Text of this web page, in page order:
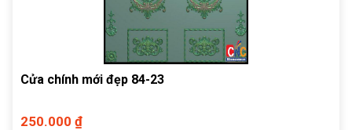
Cửa chính mới đẹp 84-23
250.000 ₫